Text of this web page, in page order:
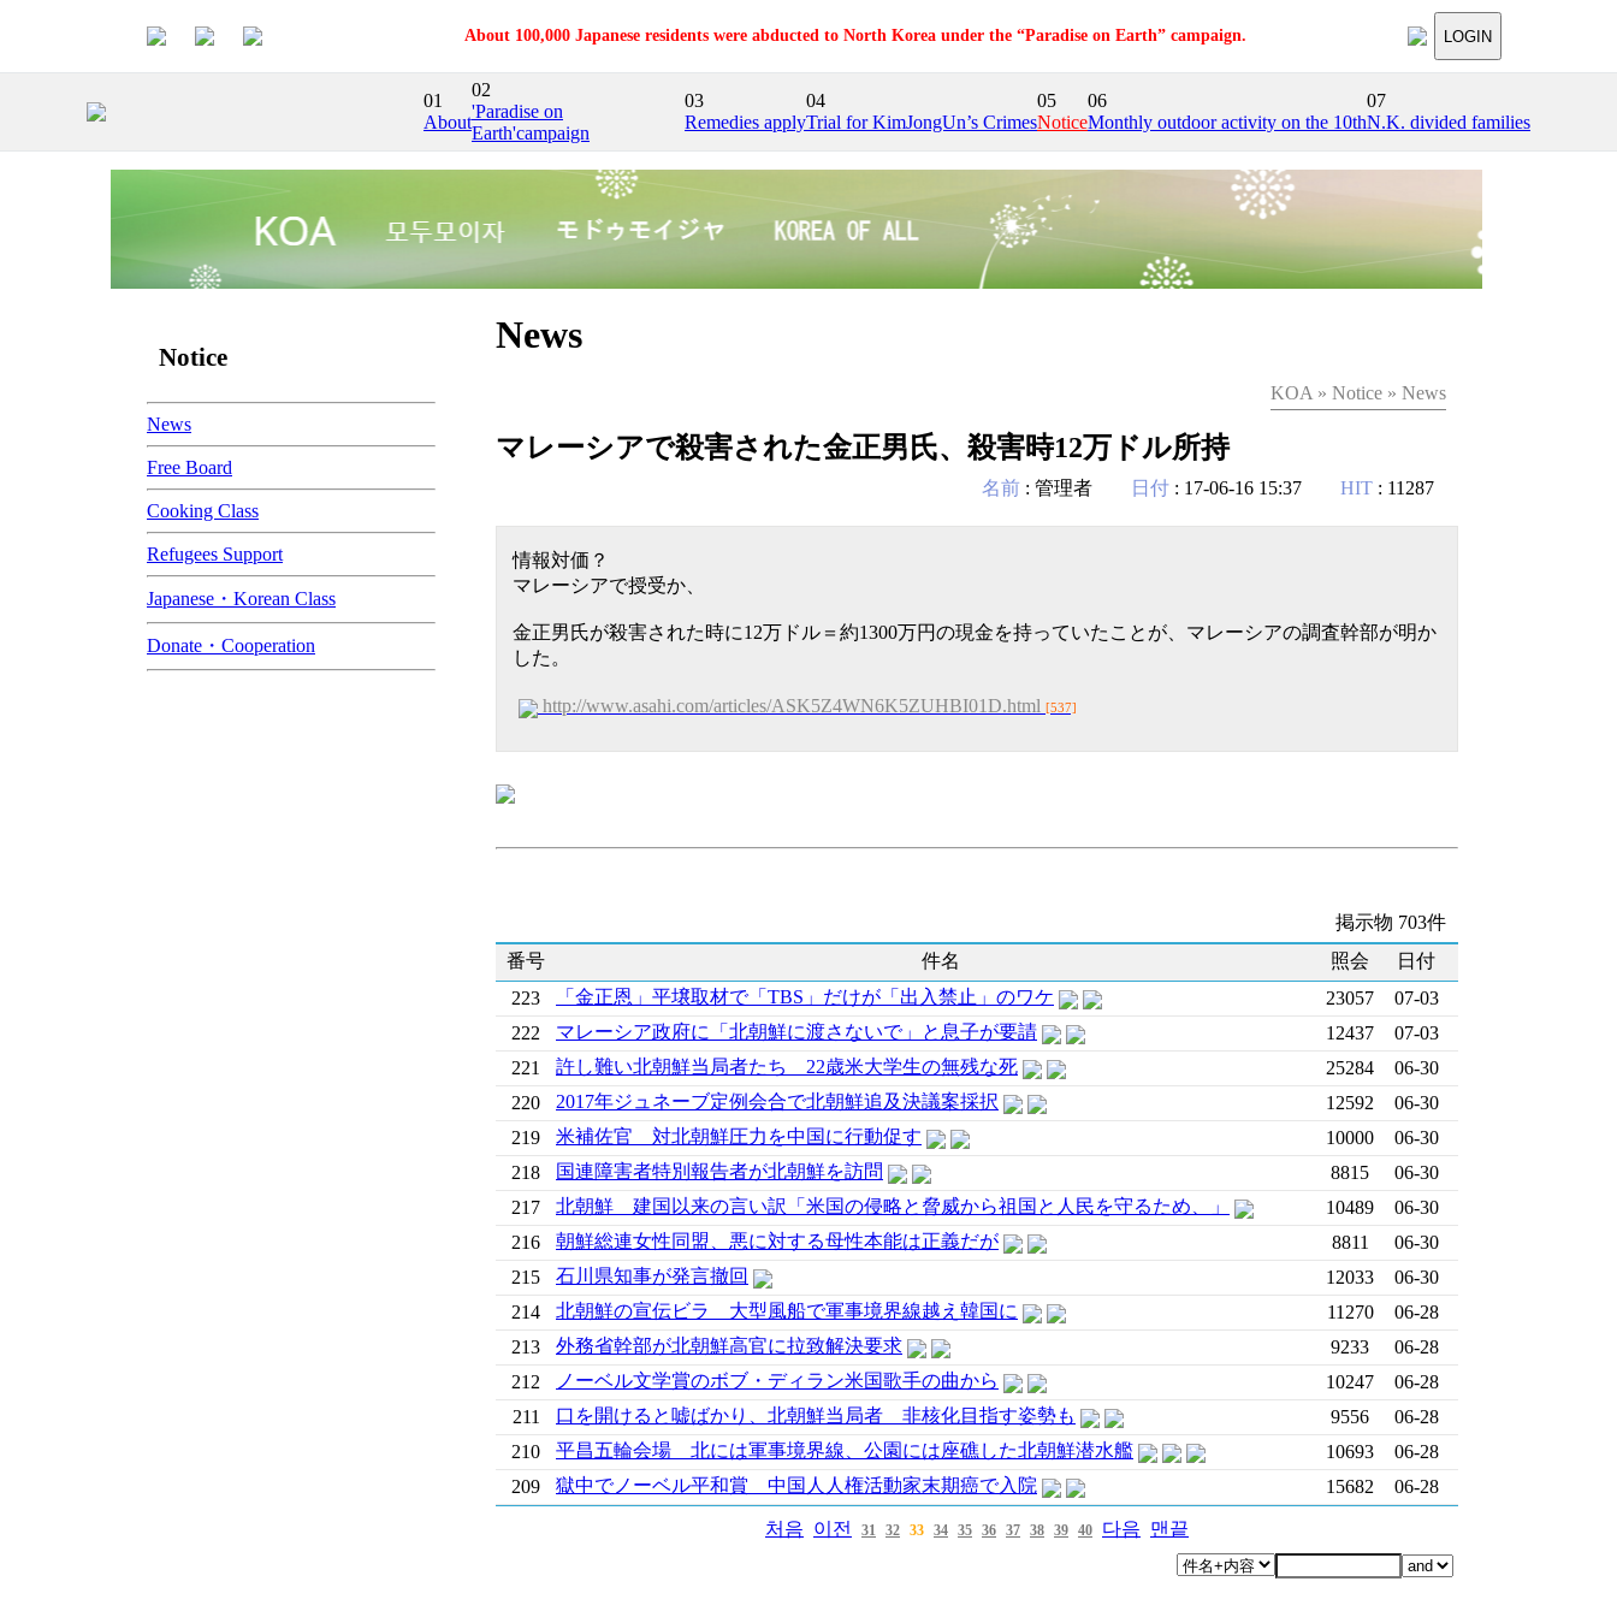
About 100,000 Japanese residents were abducted to North Korea under the “Paradise on Earth” campaign. LOGIN
01
About
02
'Paradise on
Earth'campaign
03
Remedies apply
04
Trial for KimJongUn’s Crimes
05
Notice
06
Monthly outdoor activity on the 10th
07
N.K. divided families
Notice
News
Free Board
Cooking Class
Refugees Support
Japanese・Korean Class
Donate・Cooperation
News
KOA » Notice » News
マレーシアで殺害された金正男氏、殺害時12万ドル所持
名前 : 管理者 日付 : 17-06-16 15:37 HIT : 11287
情報対価？
マレーシアで授受か、
金正男氏が殺害された時に12万ドル＝約1300万円の現金を持っていたことが、マレーシアの調査幹部が明か
した。
http://www.asahi.com/articles/ASK5Z4WN6K5ZUHBI01D.html [537]
掲示物 703件
番号
件名 照会
日付
223
「金正恩」平壌取材で「TBS」だけが「出入禁止」のワケ 23057
07-03
222
マレーシア政府に「北朝鮮に渡さないで」と息子が要請 12437
07-03
221
許し難い北朝鮮当局者たち 22歳米大学生の無残な死 25284
06-30
220
2017年ジュネーブ定例会合で北朝鮮追及決議案採択 12592
06-30
219
米補佐官 対北朝鮮圧力を中国に行動促す 10000
06-30
218
国連障害者特別報告者が北朝鮮を訪問 8815
06-30
217
北朝鮮 建国以来の言い訳「米国の侵略と脅威から祖国と人民を守るため、」 10489
06-30
216
朝鮮総連女性同盟、悪に対する母性本能は正義だが 8811
06-30
215
石川県知事が発言撤回 12033
06-30
214
北朝鮮の宣伝ビラ 大型風船で軍事境界線越え韓国に 11270
06-28
213
外務省幹部が北朝鮮高官に拉致解決要求 9233
06-28
212
ノーベル文学賞のボブ・ディラン米国歌手の曲から 10247
06-28
211
口を開けると嘘ばかり、北朝鮮当局者 非核化目指す姿勢も 9556
06-28
210
平昌五輪会場 北には軍事境界線、公園には座礁した北朝鮮潜水艦 10693
06-28
209
獄中でノーベル平和賞 中国人人権活動家末期癌で入院 15682 06-28
처음 이전 31 32 33 34 35 36 37 38 39 40 다음 맨끝